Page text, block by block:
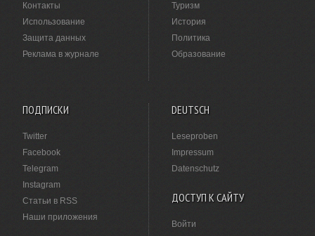
Контакты
Использование
Защита данных
Реклама в журнале
Туризм
История
Политика
Образование
ПОДПИСКИ
Twitter
Facebook
Telegram
Instagram
Статьи в RSS
Наши приложения
DEUTSCH
Leseproben
Impressum
Datenschutz
ДОСТУП К САЙТУ
Войти